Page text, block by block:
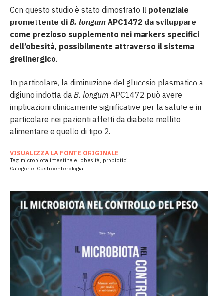
Con questo studio è stato dimostrato il potenziale
promettente di B. longum APC1472 da sviluppare
come prezioso supplemento nei markers specifici
dell’obesità, possibilmente attraverso il sistema
grelinergico.
In particolare, la diminuzione del glucosio plasmatico a
digiuno indotta da B. longum APC1472 può avere
implicazioni clinicamente significative per la salute e in
particolare nei pazienti affetti da diabete mellito
alimentare e quello di tipo 2.
VISUALIZZA LA FONTE ORIGINALE
Tag: microbiota intestinale, obesità, probiotici
Categorie: Gastroenterologia